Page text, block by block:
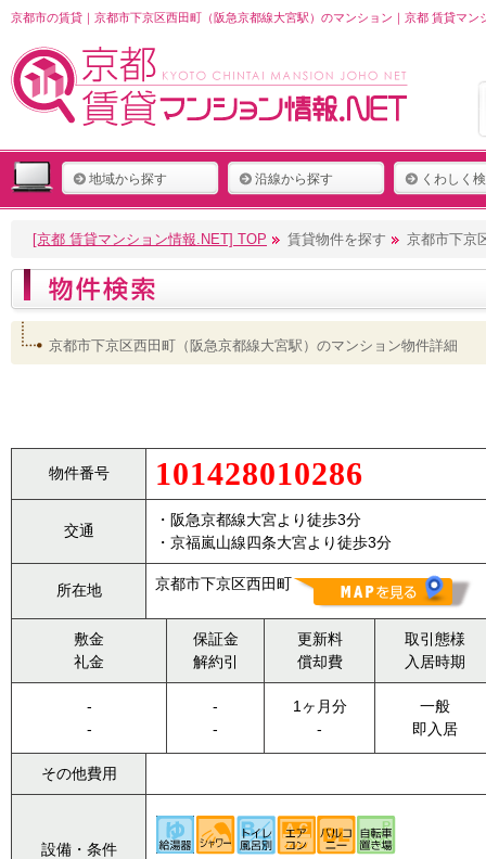
京都市の賃貸｜京都市下京区西田町（阪急京都線大宮駅）のマンション｜京都 賃貸マン
地域から探す 沿線から探す くわしく
[京都 賃貸マンション情報.NET] TOP 賃貸物件を探す 京都市下京
京都市下京区西田町（阪急京都線大宮駅）のマンション物件詳細
物件番号 101428010286
交通
・阪急京都線大宮より徒歩3分
・京福嵐山線四条大宮より徒歩3分
所在地 京都市下京区西田町
敷金
礼金
保証金
解約引
更新料
償却費
取引態様
入居時期
-
-
-
-
1ヶ月分
-
一般
即入居
その他費用
設備・条件